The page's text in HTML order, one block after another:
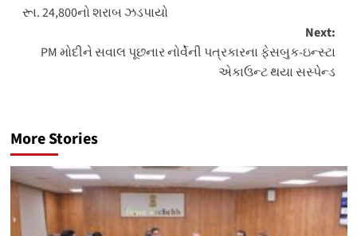
રૂા. 24,800નો શરાબ ઝડપાયો
Next:
PM મોદીને સવાલ પૂછનાર નોર્વેની પત્રકારના ફેસબુક-ઇન્સ્ટા
એકાઉન્ટ થયા સસ્પેન્ડ
More Stories